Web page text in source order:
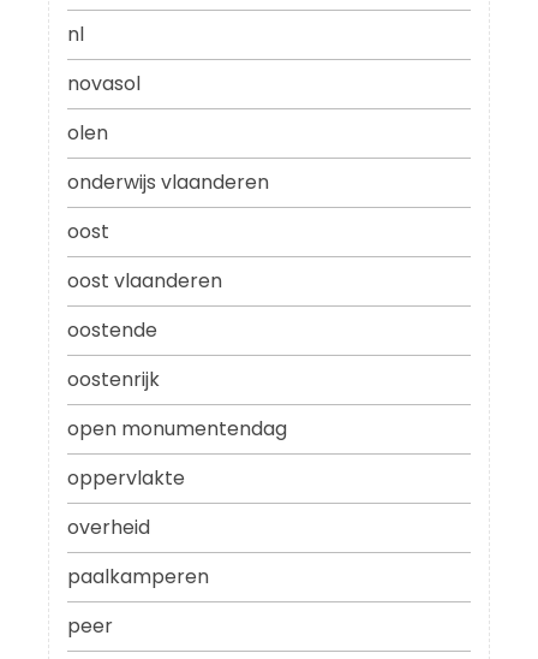
nl
novasol
olen
onderwijs vlaanderen
oost
oost vlaanderen
oostende
oostenrijk
open monumentendag
oppervlakte
overheid
paalkamperen
peer